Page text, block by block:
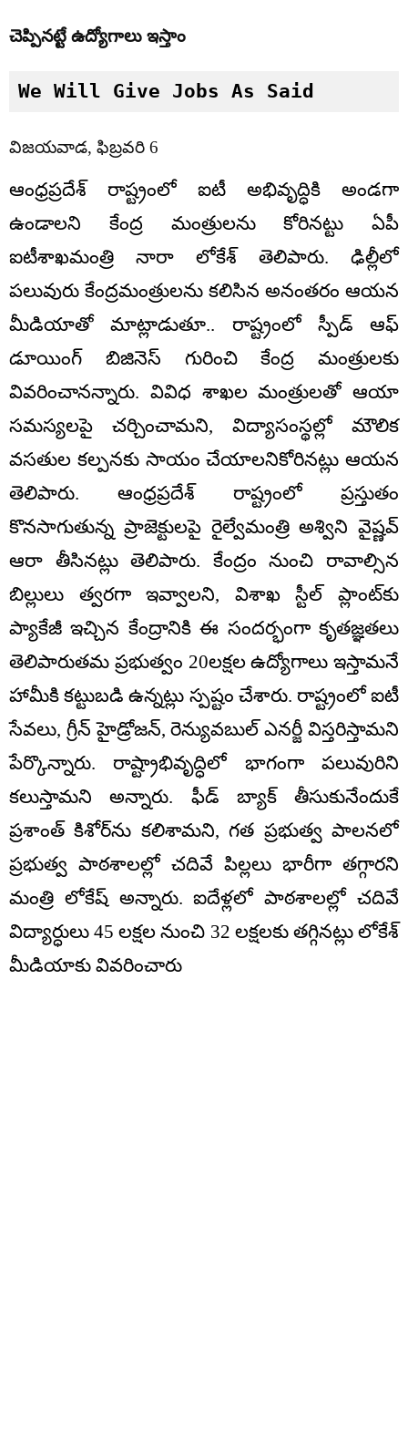
చెప్పినట్టే ఉద్యోగాలు ఇస్తాం
We Will Give Jobs As Said
విజయవాడ, ఫిబ్రవరి 6
ఆంధ్రప్రదేశ్‌ రాష్ట్రంలో ఐటీ అభివృద్ధికి అండగా
ఉండాలని కేంద్ర మంత్రులను కోరినట్టు ఏపీ
ఐటీశాఖమంత్రి నారా లోకేశ్‌ తెలిపారు. ఢిల్లీలో
పలువురు కేంద్రమంత్రులను కలిసిన అనంతరం ఆయన
మీడియాతో మాట్లాడుతూ.. రాష్ట్రంలో స్పీడ్‌ ఆఫ్‌
డూయింగ్‌ బిజినెస్‌ గురించి కేంద్ర మంత్రులకు
వివరించానన్నారు. వివిధ శాఖల మంత్రులతో ఆయా
సమస్యలపై చర్చించామని, విద్యాసంస్థల్లో మౌలిక
వసతుల కల్పనకు సాయం చేయాలనికోరినట్లు ఆయన
తెలిపారు. ఆంధ్రప్రదేశ్‌ రాష్ట్రంలో ప్రస్తుతం
కొనసాగుతున్న ప్రాజెక్టులపై రైల్వేమంత్రి అశ్విని వైష్ణవ్‌
ఆరా తీసినట్లు తెలిపారు. కేంద్రం నుంచి రావాల్సిన
బిల్లులు త్వరగా ఇవ్వాలని, విశాఖ స్టీల్‌ ప్లాంట్‌కు
ప్యాకేజీ ఇచ్చిన కేంద్రానికి ఈ సందర్భంగా కృతజ్ఞతలు
తెలిపారుతమ ప్రభుత్వం 20లక్షల ఉద్యోగాలు ఇస్తామనే
హామీకి కట్టుబడి ఉన్నట్లు స్పష్టం చేశారు. రాష్ట్రంలో ఐటీ
సేవలు, గ్రీన్‌ హైడ్రోజన్‌, రెన్యువబుల్‌ ఎనర్జీ విస్తరిస్తామని
పేర్కొన్నారు. రాష్ట్రాభివృద్ధిలో భాగంగా పలువురిని
కలుస్తామని అన్నారు. ఫీడ్‌ బ్యాక్‌ తీసుకునేందుకే
ప్రశాంత్‌ కిశోర్‌ను కలిశామని, గత ప్రభుత్వ పాలనలో
ప్రభుత్వ పాఠశాలల్లో చదివే పిల్లలు భారీగా తగ్గారని
మంత్రి లోకేష్‌ అన్నారు. ఐదేళ్లలో పాఠశాలల్లో చదివే
విద్యార్ధులు 45 లక్షల నుంచి 32 లక్షలకు తగ్గినట్లు లోకేశ్‌
మీడియాకు వివరించారు